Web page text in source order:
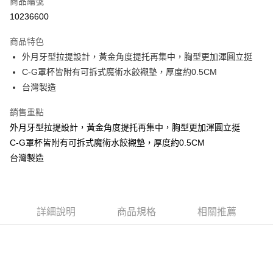
超商取貨付款
Apple Pay
街口支付
ATM付款
貨到付款
每筆NT$70，滿NT$799(含以上)免運費
10236600
商品特色
外月牙型拉提設計，黃金角度提托再集中，胸型更加渾圓立挺
C-G罩杯皆附有可拆式魔術水餃襯墊，厚度約0.5CM
台灣製造
銷售重點
外月牙型拉提設計，黃金角度提托再集中，胸型更加渾圓立挺
C-G罩杯皆附有可拆式魔術水餃襯墊，厚度約0.5CM
台灣製造
詳細說明 商品規格 相關推薦